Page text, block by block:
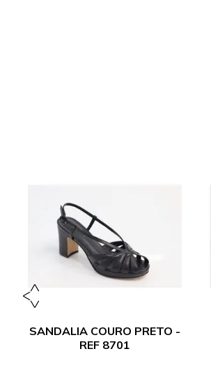
SANDALIA COURO PRETO -
REF 8701